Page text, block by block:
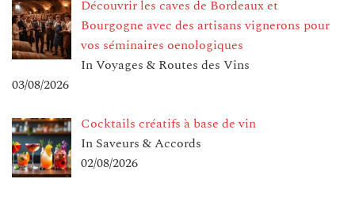
Découvrir les caves de Bordeaux et
Bourgogne avec des artisans vignerons pour
vos séminaires oenologiques
In Voyages & Routes des Vins
03/08/2026
Cocktails créatifs à base de vin
In Saveurs & Accords
02/08/2026